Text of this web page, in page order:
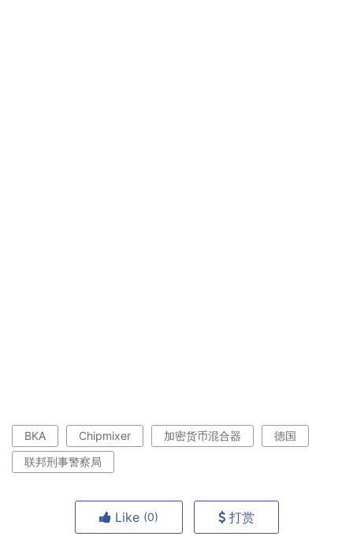
BKA Chipmixer 加密货币混合器
德国
联邦刑事警察局
Like (0) 打赏